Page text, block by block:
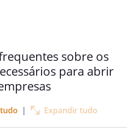
sobre os
para abrir
| Expandir tudo